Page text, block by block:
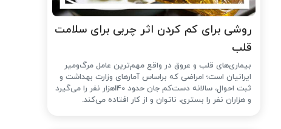
روشی برای کم کردن اثر چربی برای سلامت
قلب
بیماری‌های قلب و عروق در واقع مهم‌ترین عامل مرگ‌ومیر
ایرانیان است؛ امراضی که براساس آمارهای وزارت بهداشت و
ثبت احوال، سالانه دست‌کم جان حدود 140هزار نفر را می‌گیرد
و هزاران نفر را بستری، ناتوان و از کار افتاده می‌کند.